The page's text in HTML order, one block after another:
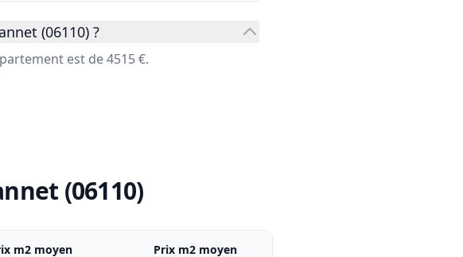
(06110) ?
est de 4515 €.
(06110)
m2 moyen Prix m2 moyen